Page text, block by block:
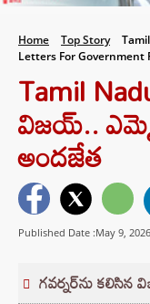
Home Top Story
Letters For Government
Tamil
విజయ్..
అందజేత
Published Date :May 9,
గవర్నర్‌ను కలిసిన